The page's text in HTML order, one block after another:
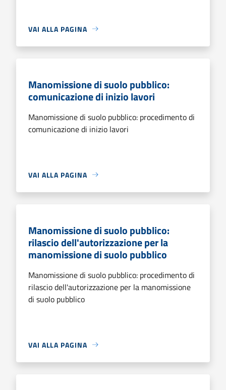
VAI ALLA PAGINA
Manomissione di suolo pubblico:
comunicazione di inizio lavori
Manomissione di suolo pubblico: procedimento di
comunicazione di inizio lavori
VAI ALLA PAGINA
Manomissione di suolo pubblico:
rilascio dell'autorizzazione per la
manomissione di suolo pubblico
Manomissione di suolo pubblico: procedimento di
rilascio dell'autorizzazione per la manomissione
di suolo pubblico
VAI ALLA PAGINA